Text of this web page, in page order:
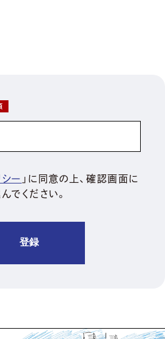
ー 」に同意の上、確認画面に
でください。
登録